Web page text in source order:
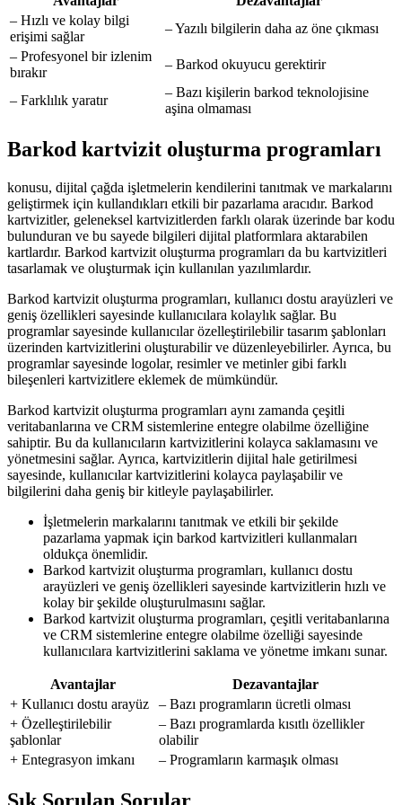
– Hızlı ve kolay bilgi
erişimi sağlar
– Yazılı bilgilerin daha az öne çıkması
– Profesyonel bir izlenim
bırakır
– Barkod okuyucu gerektirir
– Farklılık yaratır
– Bazı kişilerin barkod teknolojisine
aşina olmaması
Barkod kartvizit oluşturma programları
konusu, dijital çağda işletmelerin kendilerini tanıtmak ve markalarını
geliştirmek için kullandıkları etkili bir pazarlama aracıdır. Barkod
kartvizitler, geleneksel kartvizitlerden farklı olarak üzerinde bar kodu
bulunduran ve bu sayede bilgileri dijital platformlara aktarabilen
kartlardır. Barkod kartvizit oluşturma programları da bu kartvizitleri
tasarlamak ve oluşturmak için kullanılan yazılımlardır.
Barkod kartvizit oluşturma programları, kullanıcı dostu arayüzleri ve
geniş özellikleri sayesinde kullanıcılara kolaylık sağlar. Bu
programlar sayesinde kullanıcılar özelleştirilebilir tasarım şablonları
üzerinden kartvizitlerini oluşturabilir ve düzenleyebilirler. Ayrıca, bu
programlar sayesinde logolar, resimler ve metinler gibi farklı
bileşenleri kartvizitlere eklemek de mümkündür.
Barkod kartvizit oluşturma programları aynı zamanda çeşitli
veritabanlarına ve CRM sistemlerine entegre olabilme özelliğine
sahiptir. Bu da kullanıcıların kartvizitlerini kolayca saklamasını ve
yönetmesini sağlar. Ayrıca, kartvizitlerin dijital hale getirilmesi
sayesinde, kullanıcılar kartvizitlerini kolayca paylaşabilir ve
bilgilerini daha geniş bir kitleyle paylaşabilirler.
İşletmelerin markalarını tanıtmak ve etkili bir şekilde
pazarlama yapmak için barkod kartvizitleri kullanmaları
oldukça önemlidir.
Barkod kartvizit oluşturma programları, kullanıcı dostu
arayüzleri ve geniş özellikleri sayesinde kartvizitlerin hızlı ve
kolay bir şekilde oluşturulmasını sağlar.
Barkod kartvizit oluşturma programları, çeşitli veritabanlarına
ve CRM sistemlerine entegre olabilme özelliği sayesinde
kullanıcılara kartvizitlerini saklama ve yönetme imkanı sunar.
Avantajlar
Dezavantajlar
+ Kullanıcı dostu arayüz
– Bazı programların ücretli olması
+ Özelleştirilebilir
şablonlar
– Bazı programlarda kısıtlı özellikler
olabilir
+ Entegrasyon imkanı
– Programların karmaşık olması